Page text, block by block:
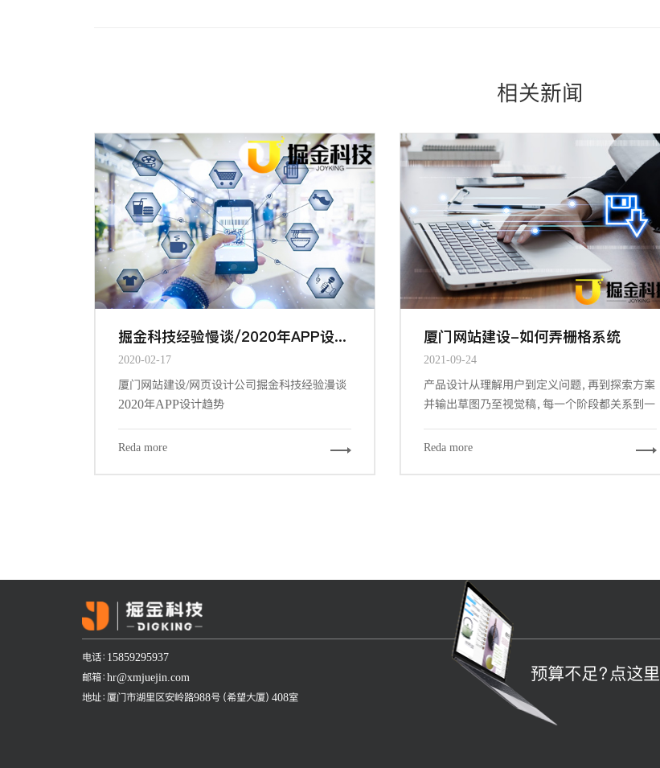
相关新闻
掘金科技经验慢谈/2020年APP设计趋势
2020-02-17
厦门网站建设/网页设计公司掘金科技经验漫谈
2020年APP设计趋势
Reda more
厦门网站建设-如何弄栅格系统
2021-09-24
产品设计从理解用户到定义问题，再到探索方案
并输出草图乃至视觉稿，每一个阶段都关系到一
设计师密切相关的两个阶段，也是最大程度占据
Reda more
电话：15859295937
邮箱：hr@xmjuejin.com
地址：厦门市湖里区安岭路988号（希望大厦）408室
预算不足？点这里